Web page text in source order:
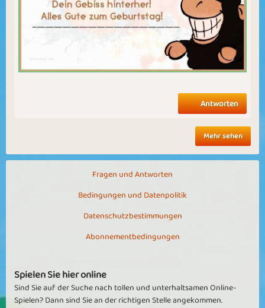
Antworten
Mehr sehen
Fragen und Antworten
Bedingungen und Datenpolitik
Datenschutzbestimmungen
Abonnementbedingungen
Spielen Sie hier online
Sind Sie auf der Suche nach tollen und unterhaltsamen Online-
Spielen? Dann sind Sie an der richtigen Stelle angekommen.